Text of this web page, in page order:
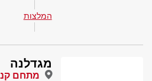
המלצות
מגדלנה
מתחם